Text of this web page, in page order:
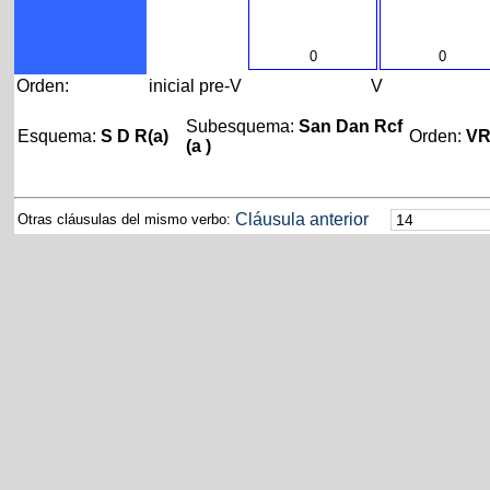
0 0
Orden: inicial pre-V V
Esquema: S D R(a)
Subesquema:San Dan Rcf
(a )
Orden:VR
Otras cláusulas del mismo verbo: Cláusula anterior